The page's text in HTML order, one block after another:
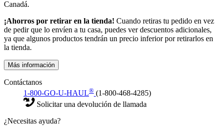
Canadá.
¡Ahorros por retirar en la tienda! Cuando retiras tu pedido en vez
de pedir que lo envíen a tu casa, puedes ver descuentos adicionales,
ya que algunos productos tendrán un precio inferior por retirarlos en
la tienda.
Más información
Contáctanos
1-800-GO-U-HAUL® (1-800-468-4285)
Solicitar una devolución de llamada
¿Necesitas ayuda?